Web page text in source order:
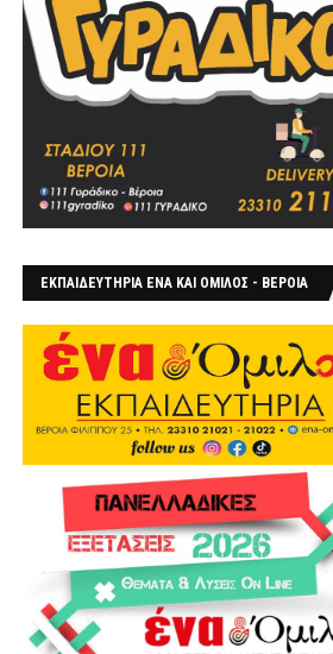
ΕΚΠΑΙΔΕΥΤΗΡΙΑ ΕΝΑ ΚΑΙ ΟΜΙΛΟΣ - ΒΕΡΟΙΑ